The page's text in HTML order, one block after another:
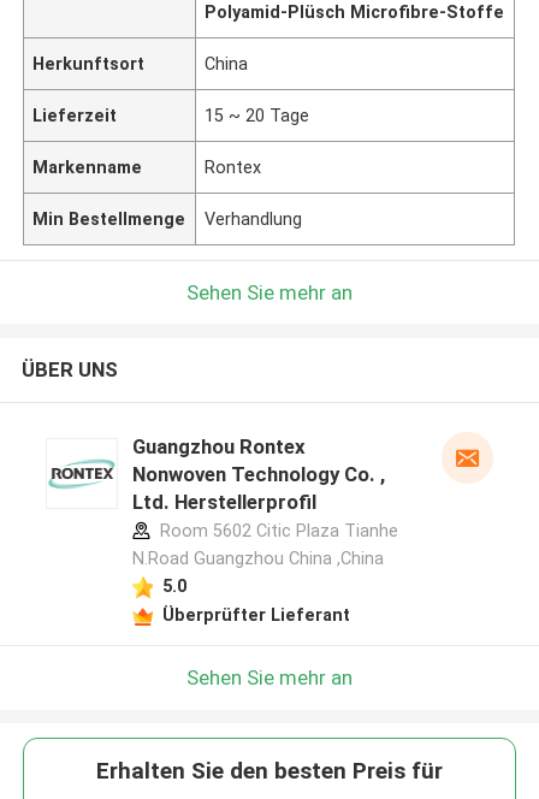
Polyamid-Plüsch Microfibre-Stoffe
Herkunftsort China
Lieferzeit 15 ~ 20 Tage
Markenname Rontex
Min Bestellmenge Verhandlung
Sehen Sie mehr an
ÜBER UNS
Guangzhou Rontex
Nonwoven Technology Co. ,
Ltd. Herstellerprofil
Room 5602 Citic Plaza Tianhe
N.Road Guangzhou China ,China
5.0
Überprüfter Lieferant
Sehen Sie mehr an
Erhalten Sie den besten Preis für